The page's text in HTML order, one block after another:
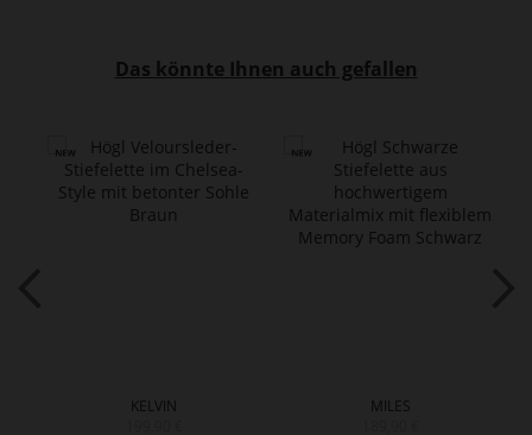
Das könnte Ihnen auch gefallen
KELVIN
MILES